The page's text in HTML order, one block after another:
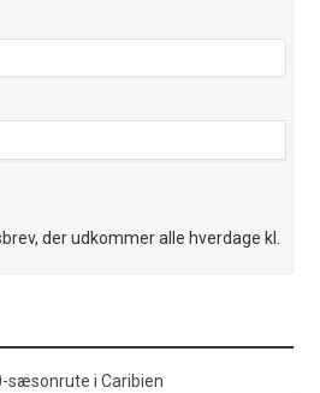
der udkommer alle hverdage kl.
sæsonrute i Caribien